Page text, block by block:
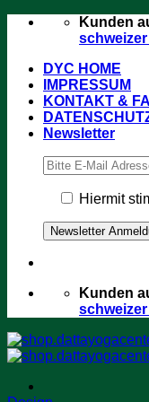
Zum
Kunden
DYC HOME
IMPRESSUM
KONTAKT &
Newsletter
Hiermit
Kunden